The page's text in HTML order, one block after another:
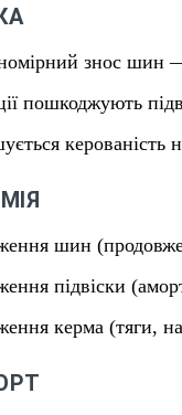
знос шин
пошкоджують
керованість
шин
підвіски
керма (тяги,